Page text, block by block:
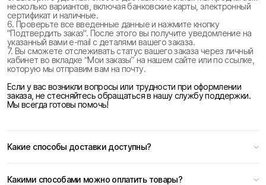
несколько вариантов, включая банковские карты, электронный
сертификат и наличные.
6. Проверьте все введенные данные и нажмите кнопку
"Подтвердить заказ". После этого вы получите уведомление на
указанный вами e-mail с деталями вашего заказа.
7. Вы сможете отслеживать статус вашего заказа через личный
кабинет во вкладке “Мои заказы” на нашем сайте или по ссылке,
которую мы отправим вам на почту.
Если у вас возникли вопросы или трудности при оформлении
заказа, не стесняйтесь обращаться в нашу службу поддержки.
Мы всегда готовы помочь!
Какие способы доставки доступны?
Какими способами можно оплатить товары?